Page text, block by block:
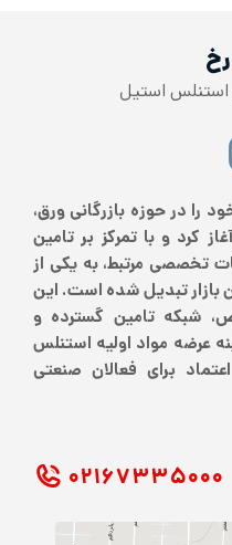
استیل
1386 فعالیت خود را در حوزه بازرگانی ورق،
کرد و با تمرکز بر تامین
تخصصی مرتبط، به یکی از
بازار تبدیل شده است. این
شبکه تامین گسترده و
عرضه مواد اولیه استنلس
برای فعالان صنعتی
۰۲۱ ۶۷۳۳۵۰۰۰